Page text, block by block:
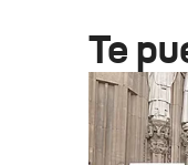
Te